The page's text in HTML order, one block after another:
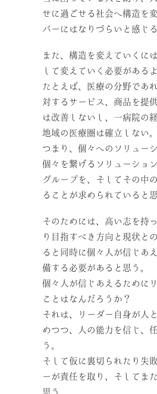
せに過ごせる社会へ構造を
バーにはなりづらいと感じる
また、構造を変えていくに
して変えていく必要がある
たとえば、医療の分野であ
対するサービス、商品を提
は改善しないし、一病院の
地域の医療圏は確立しない。
つまり、個々へのソリュー
個々を繋げるソリューショ
グループを、そしてその中
ることが求められていると思
そのためには、高い志を持
り目指すべき方向と現状と
ると同時に個々人が信じあ
備する必要があると思う。
個々人が信じあえるために
ことはなんだろうか？
それは、リーダー自身が人
めつつ、人の能力を信じ、
う。
そして仮に裏切られたり失
ーが責任を取り、そしてま
思う。